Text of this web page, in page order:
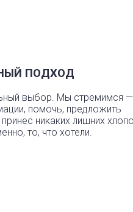
ПОДХОД
выбор. Мы стремимся —
помочь, предложить
никаких лишних
то, что хотели.